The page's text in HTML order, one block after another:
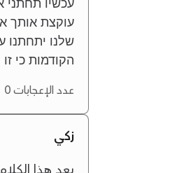
עוקצת אותך
הקודמות כי
عدد الإعجابات
زكي